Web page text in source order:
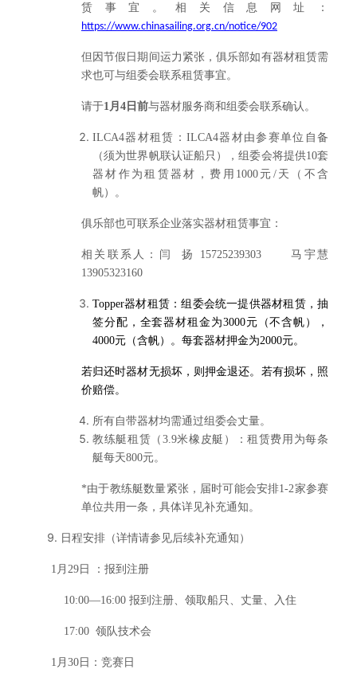
赁事宜。相关信息网址：
https://www.chinasailing.org.cn/notice/902
但因节假日期间运力紧张，俱乐部如有器材租赁需
求也可与组委会联系租赁事宜。
请于1 月 4 日前与器材服务商和组委会联系确认。
ILCA4器材租赁：ILCA4器材由参赛单位自备
（须为世界帆联认证船只），组委会将提供10套
器材作为租赁器材，费用 1000元 /天（不含
帆）。
俱乐部也可联系企业落实器材租赁事宜：
相关联系人：闫 扬 15725239303 马宇慧
13905323160
Topper器材租赁：组委会统一提供器材租赁，抽
签分配，全套器材租金为3000元 （不含帆），
4000元（含帆）。 每套器材押金为2000元。
若归还时器材无损坏，则押金退还。若有损坏，照
价赔偿。
所有自带器材均需通过组委会丈量。
教练艇租赁（3.9米橡皮艇）：租赁费用为每条
艇每天800元。
*由于教练艇数量紧张，届时可能会安排1-2家参赛
单位共用一条，具体详见补充通知。
日程安排（详情请参见后续补充通知）
1 月29日 ：报到注册
10:00—16:00 报到注册、领取船只、丈量、入住
17:00 领队技术会
1 月30日：竞赛日